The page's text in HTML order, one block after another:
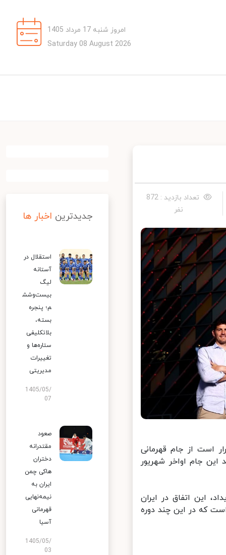
امروز شنبه 17 مرداد 1405
Saturday 08 August 2026
تعداد بازدید : 872
نفر
است از جام قهرمانی
جام اواخر شهریور
این اتفاق در ایران
که در این چند دوره
جدیدترین اخبار ها
استقلال در
آستانه
لیگ
بیست‌وشش
م؛ پنجره
بسته،
بلاتکلیفی
ستاره‌ها و
تغییرات
مدیریتی
1405/05/
07
صعود
مقتدرانه
دختران
هاکی چمن
ایران به
نیمه‌نهایی
قهرمانی
آسیا
1405/05/
03